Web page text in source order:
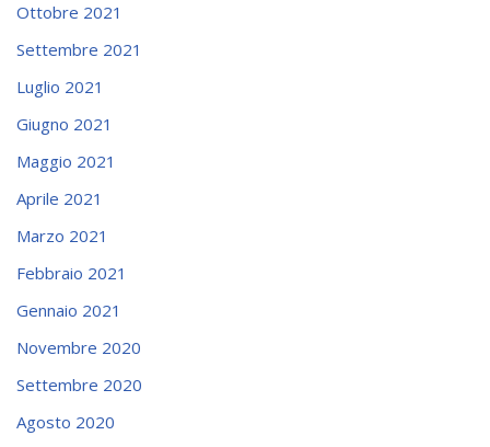
Ottobre 2021
Settembre 2021
Luglio 2021
Giugno 2021
Maggio 2021
Aprile 2021
Marzo 2021
Febbraio 2021
Gennaio 2021
Novembre 2020
Settembre 2020
Agosto 2020